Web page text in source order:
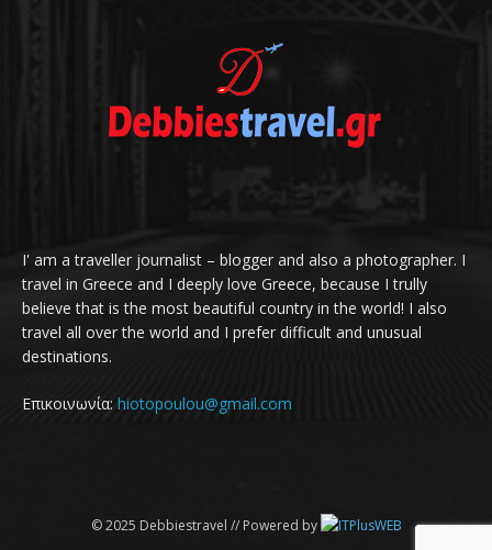
I' am a traveller journalist – blogger and also a photographer. I
travel in Greece and I deeply love Greece, because I trully
believe that is the most beautiful country in the world! I also
travel all over the world and I prefer difficult and unusual
destinations.
Επικοινωνία: hiotopoulou@gmail.com
© 2025 Debbiestravel // Powered by